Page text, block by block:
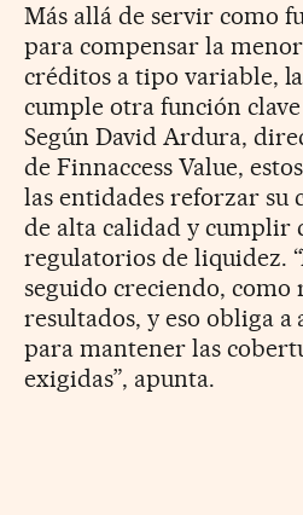
Más allá de servir como
para compensar la
créditos a tipo variable,
cumple otra función
Según David Ardura,
de Finnaccess Value,
las entidades reforzar su
de alta calidad y cumplir
regulatorios de liquidez.
seguido creciendo, como
resultados, y eso obliga
para mantener las
exigidas”, apunta.